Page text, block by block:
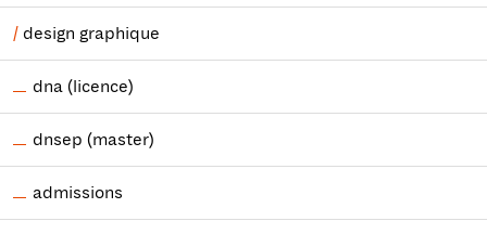
design graphique
dna (licence)
dnsep (master)
admissions